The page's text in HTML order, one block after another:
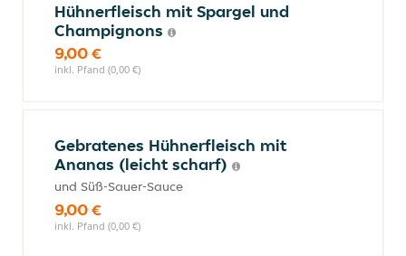
Hühnerfleisch mit Spargel und
Champignons
9,00 €
inkl. Pfand (0,00 €)
Gebratenes Hühnerfleisch mit
Ananas (leicht scharf)
und Süß-Sauer-Sauce
9,00 €
inkl. Pfand (0,00 €)